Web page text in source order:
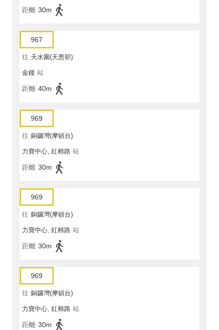
距離 30m
967
往 天水圍(天恩邨)
金鐘 站
距離 40m
969
往 銅鑼灣(摩頓台)
力寶中心, 紅棉路 站
距離 30m
969
往 銅鑼灣(摩頓台)
力寶中心, 紅棉路 站
距離 30m
969
往 銅鑼灣(摩頓台)
力寶中心, 紅棉路 站
距離 30m